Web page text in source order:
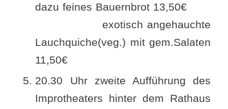
dazu feines Bauernbrot 13,50€
exotisch angehauchte
Lauchquiche(veg.) mit gem.Salaten
11,50€
20.30 Uhr zweite Aufführung des
Improtheaters hinter dem Rathaus